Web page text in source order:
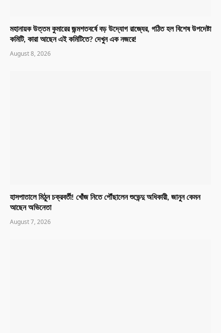
মহানায়ক উত্তম কুমারের জন্মশতবর্ষে বড় উদ্যোগ রাজ্যের, গঠিত হল বিশেষ উপদেষ্টা
কমিটি, কারা আছেন এই কমিটিতে? দেখুন এক নজরে!
August 8, 2026
হাসপাতালে মিঠুন চক্রবর্তী! খোঁজ নিতে পৌঁছালেন শুভেন্দু অধিকারী, জানুন কেমন
আছেন অভিনেতা
August 7, 2026